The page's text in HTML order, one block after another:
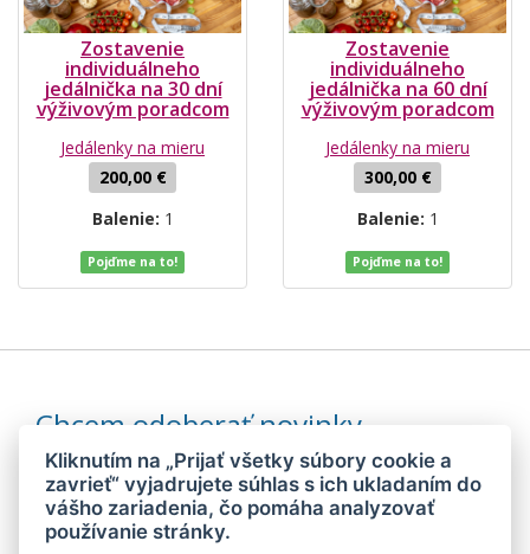
Zostavenie
individuálneho
jedálnička na 30 dní
výživovým poradcom
Jedálenky na mieru
200,00 €
Balenie: 1
Pojďme na to!
Zostavenie
individuálneho
jedálnička na 60 dní
výživovým poradcom
Jedálenky na mieru
300,00 €
Balenie: 1
Pojďme na to!
Chcem odoberať novinky
Odoslaním súhlasím sospracovaním mojich osobných údajov
Kliknutím na „Prijať všetky súbory cookie a
zavrieť“ vyjadrujete súhlas s ich ukladaním do
vášho zariadenia, čo pomáha analyzovať
používanie stránky.